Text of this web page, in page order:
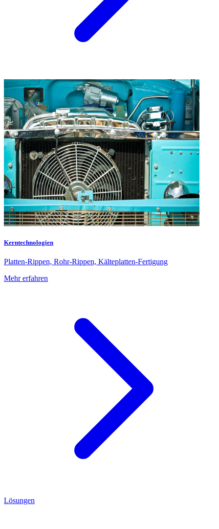
Kerntechnologien
Platten-Rippen, Rohr-Rippen, Kälteplatten-Fertigung
Mehr erfahren
Lösungen